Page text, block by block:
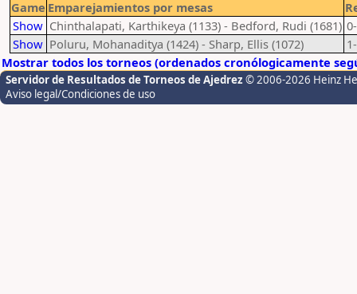
Game Emparejamientos por mesas
Show Chinthalapati, Karthikeya (1133) - Bedford, Rudi (1681)
Show Poluru, Mohanaditya (1424) - Sharp, Ellis (1072)
Mostrar todos los torneos (ordenados cronólogicamente
Servidor de Resultados de Torneos de Ajedrez © 2006-2026 Heinz
Aviso legal/Condiciones de uso